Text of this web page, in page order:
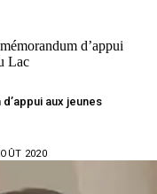
d’appui
Lac
aux jeunes
2020